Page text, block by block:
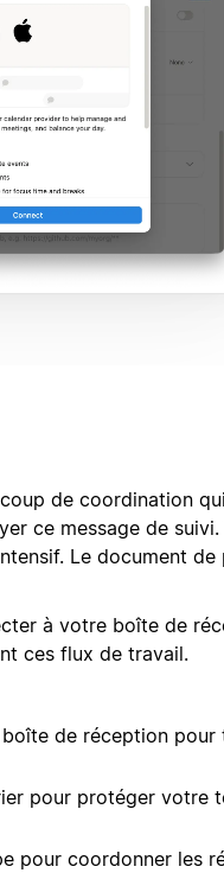
de coordination
ce message de suivi.
Le document de
à votre boîte de
ces flux de travail.
de réception pour
pour protéger votre
pour coordonner les